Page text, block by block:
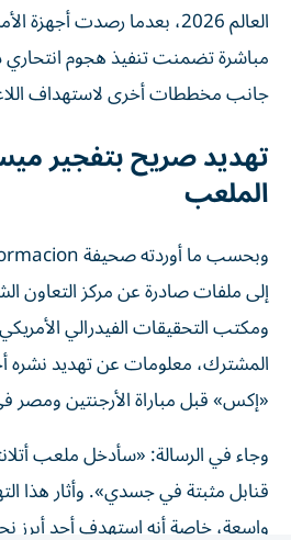
مباشرة تضمنت تنفيذ هجوم انتحاري
جانب مخططات أخرى لاستهداف
تهديد صريح بتفجير
الملعب
المشترك، معلومات عن تهديد
«إكس» قبل مباراة الأرجنتين ومصر
وجاء في الرسالة: «سأدخل ملعب
قنابل مثبتة في جسدي». وأثار هذا
واسعة، خاصة أنه استهدف أحد أبرز